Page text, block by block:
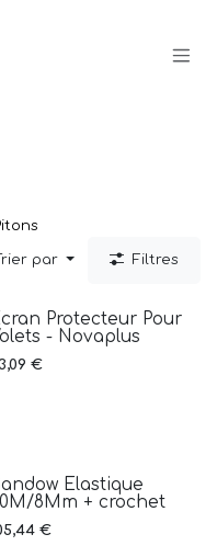
par Filtres
Protecteur Pour
- Novaplus
€
Elastique
8Mm + crochet
€